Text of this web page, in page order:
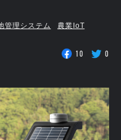
管理システム
農業IoT
10 0